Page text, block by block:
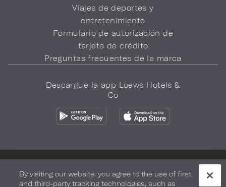
Viajes de deportes y
entretenimiento
Formulario de autorización de
tarjeta de crédito
Preguntas frecuentes de la marca
Descargue la app Loews Hotels &
Co
By visiting our website, you agree to the use of first
and third-party tracking technologies, such as